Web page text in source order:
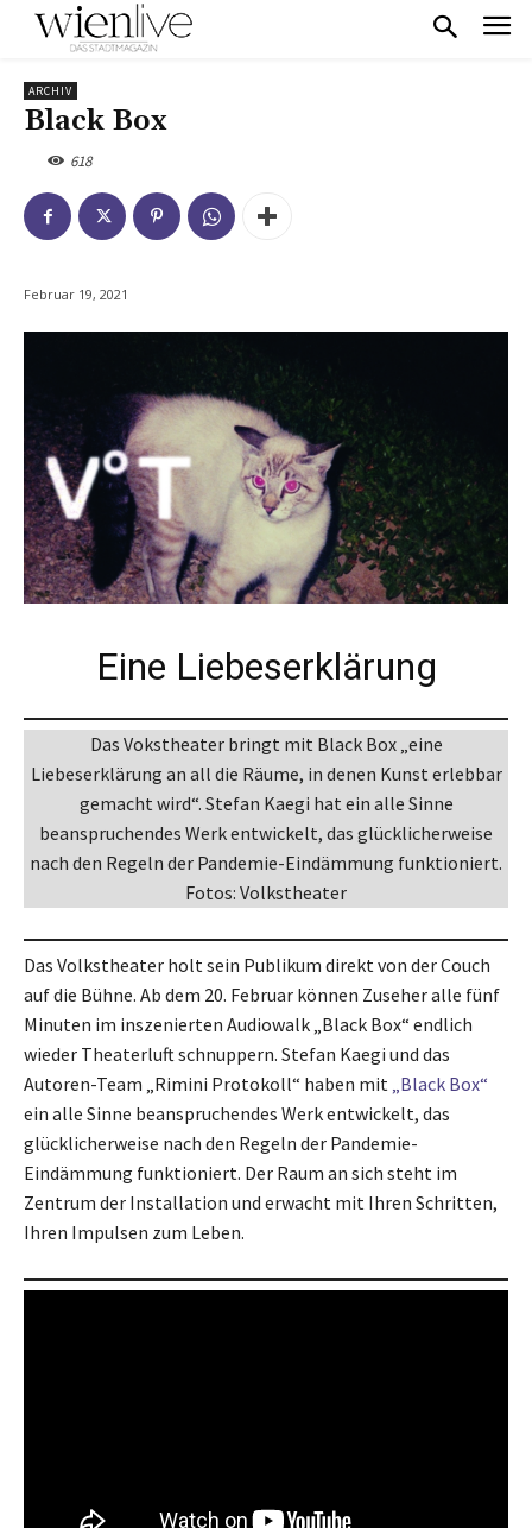
ARCHIV
Black Box
618
Februar 19, 2021
Eine Liebeserklärung
Das Vokstheater bringt mit Black Box „eine
Liebeserklärung an all die Räume, in denen Kunst erlebbar
gemacht wird“. Stefan Kaegi hat ein alle Sinne
beanspruchendes Werk entwickelt, das glücklicherweise
nach den Regeln der Pandemie-Eindämmung funktioniert.
Fotos: Volkstheater
Das Volkstheater holt sein Publikum direkt von der Couch
auf die Bühne. Ab dem 20. Februar können Zuseher alle fünf
Minuten im inszenierten Audiowalk „Black Box“ endlich
wieder Theaterluft schnuppern. Stefan Kaegi und das
Autoren-Team „Rimini Protokoll“ haben mit „Black Box“
ein alle Sinne beanspruchendes Werk entwickelt, das
glücklicherweise nach den Regeln der Pandemie-
Eindämmung funktioniert. Der Raum an sich steht im
Zentrum der Installation und erwacht mit Ihren Schritten,
Ihren Impulsen zum Leben.